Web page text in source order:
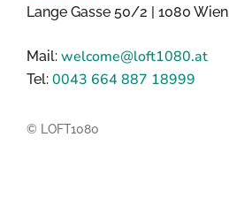
Lange Gasse 50/2 | 1080 Wien
Mail: welcome@loft1080.at
Tel: 0043 664 887 18999
© LOFT1080